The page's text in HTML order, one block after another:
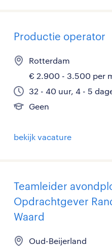
Productie operator
Rotterdam
€ 2.900 - 3.500 per
32 - 40 uur, 4 - 5
Geen
bekijk vacature
Teamleider
Opdrachtgever
Waard
Oud-Beijerland